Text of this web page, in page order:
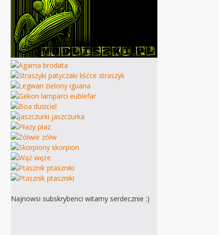
Najnowsi subskrybenci witamy serdecznie :)